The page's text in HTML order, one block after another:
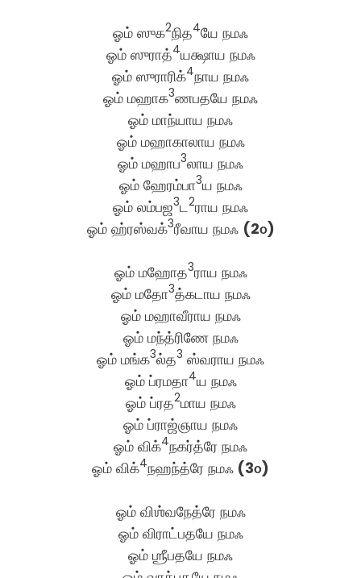
ஓம் ஸுக2நித4யே நமஃ
ஓம் ஸுராத்4யக்ஷாய நமஃ
ஓம் ஸுராரிக்4நாய நமஃ
ஓம் மஹாக3ணபதயே நமஃ
ஓம் மாந்யாய நமஃ
ஓம் மஹாகாலாய நமஃ
ஓம் மஹாப3லாய நமஃ
ஓம் ஹேரம்பா3ய நமஃ
ஓம் லம்பஜ3ட2ராய நமஃ
ஓம் ஹ்ரஸ்வக்3ரீவாய நமஃ (2௦)
ஓம் மஹோத3ராய நமஃ
ஓம் மதோ3த்கடாய நமஃ
ஓம் மஹாவீராய நமஃ
ஓம் மந்த்ரிணே நமஃ
ஓம் மங்க3ல்த3 ஸ்வராய நமஃ
ஓம் ப்ரமதா4ய நமஃ
ஓம் ப்ரத2மாய நமஃ
ஓம் ப்ராஜ்ஞாய நமஃ
ஓம் விக்4நகர்த்ரே நமஃ
ஓம் விக்4நஹந்த்ரே நமஃ (3௦)
ஓம் விஶ்வநேத்ரே நமஃ
ஓம் விராட்பதயே நமஃ
ஓம் ஶ்ரீபதயே நமஃ